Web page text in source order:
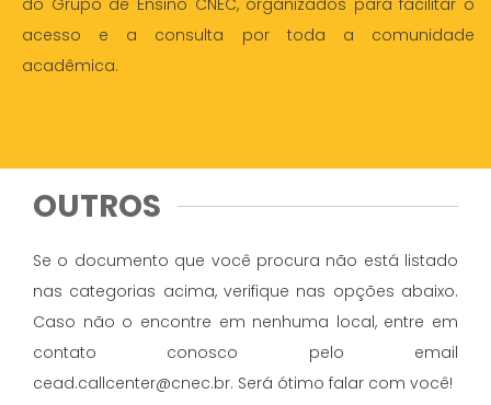
do Grupo de Ensino CNEC, organizados para facilitar o
acesso e a consulta por toda a comunidade
acadêmica.
OUTROS
Se o documento que você procura não está listado
nas categorias acima, verifique nas opções abaixo.
Caso não o encontre em nenhuma local, entre em
contato conosco pelo email
cead.callcenter@cnec.br. Será ótimo falar com você!